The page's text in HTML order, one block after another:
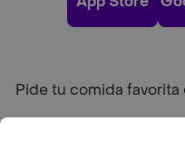
Pide tu comida favorita